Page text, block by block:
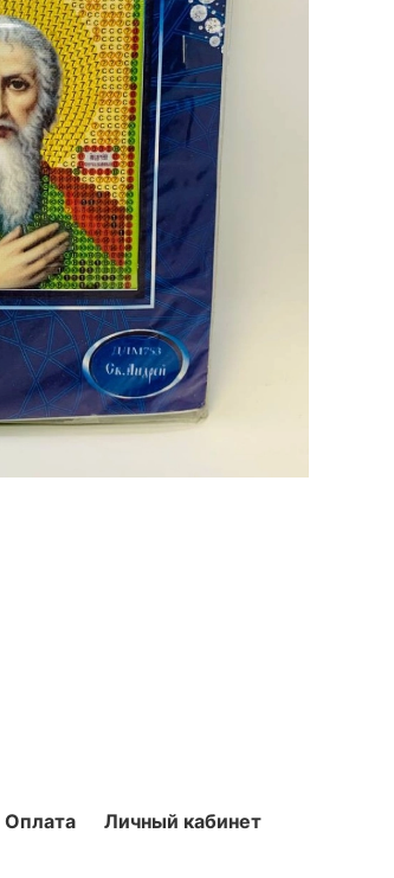
Оплата Личный кабинет